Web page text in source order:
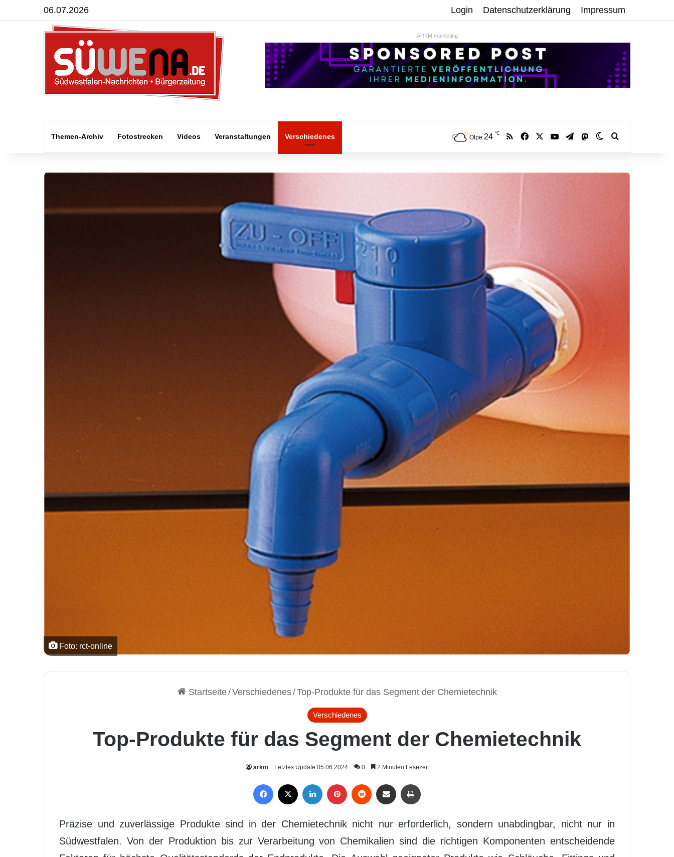
06.07.2026 Login Datenschutzerklärung Impressum
ARKM.marketing
Themen-Archiv Fotostrecken Videos Veranstaltungen Verschiedenes Olpe 24 ℃ RSS Facebook YouTubeTelegramMastodonSkin umschalten
Foto: rct-online
Startseite/Verschiedenes/Top-Produkte für das Segment der Chemietechnik
Verschiedenes
Top-Produkte für das Segment der Chemietechnik
arkm Letztes Update 05.06.2024 0 2 Minuten Lesezeit
Präzise und zuverlässige Produkte sind in der Chemietechnik nicht nur erforderlich, sondern unabdingbar, nicht nur in
Südwestfalen. Von der Produktion bis zur Verarbeitung von Chemikalien sind die richtigen Komponenten entscheidende